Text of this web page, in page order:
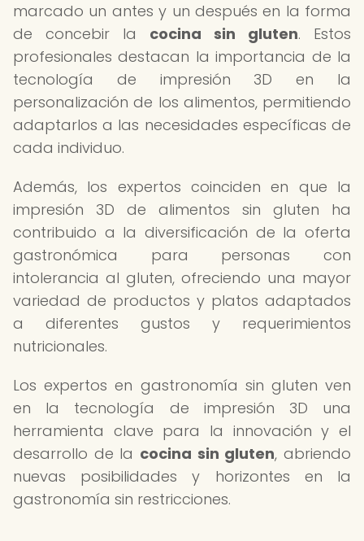
marcado un antes y un después en la forma
de concebir la cocina sin gluten. Estos
profesionales destacan la importancia de la
tecnología de impresión 3D en la
personalización de los alimentos, permitiendo
adaptarlos a las necesidades específicas de
cada individuo.
Además, los expertos coinciden en que la
impresión 3D de alimentos sin gluten ha
contribuido a la diversificación de la oferta
gastronómica para personas con
intolerancia al gluten, ofreciendo una mayor
variedad de productos y platos adaptados
a diferentes gustos y requerimientos
nutricionales.
Los expertos en gastronomía sin gluten ven
en la tecnología de impresión 3D una
herramienta clave para la innovación y el
desarrollo de la cocina sin gluten, abriendo
nuevas posibilidades y horizontes en la
gastronomía sin restricciones.